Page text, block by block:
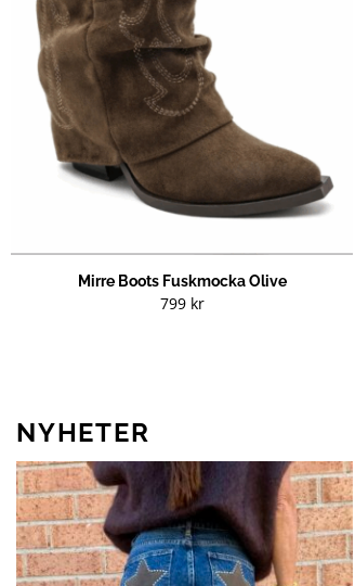
Mirre Boots Fuskmocka Olive
799 kr
NYHETER